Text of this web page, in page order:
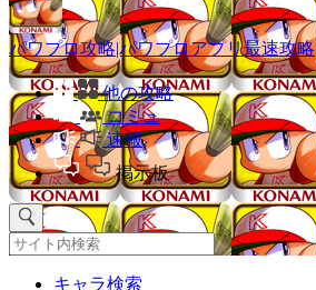
パワプロ攻略|パワプロアプリ最速攻略
他の攻略
コミュ
速報
掲示板
キャラ検索